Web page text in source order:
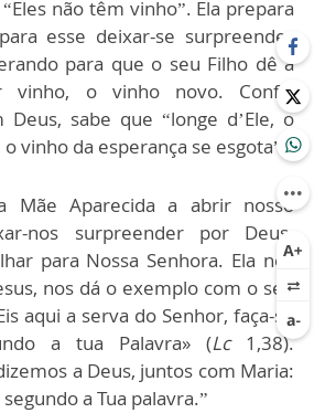
não têm vinho”. Ela prepara
esse deixar-se surpreender
para que o seu Filho dê a
vinho, o vinho novo. Confia
Deus, sabe que “longe d’Ele, o
vinho da esperança se esgota”.
Mãe Aparecida a abrir nosso
nos surpreender por Deus.
para Nossa Senhora. Ela nos
nos dá o exemplo com o seu
aqui a serva do Senhor, faça-se
a tua Palavra» (Lc1,38).
a Deus, juntos com Maria:
a Tua palavra.”